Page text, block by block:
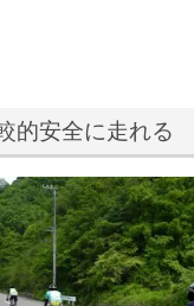
的安全に走れる